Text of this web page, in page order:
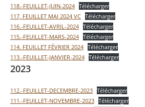
118.-FEUILLET-JUIN-2024 Télécharger
117, FEUILLET MAI 2024 VC Télécharger
116.-FEUILLET-AVRIL-2024 Télécharger
115.-FEUILLET-MARS-2024 Télécharger
114. FEUILLET FÉVRIER 2024 Télécharger
113.-FEUILLET-JANVIER-2024 Télécharger
2023
112.-FEUILLET-DECEMBRE-2023 Télécharger
111.-FEUILLET-NOVEMBRE-2023 Télécharger